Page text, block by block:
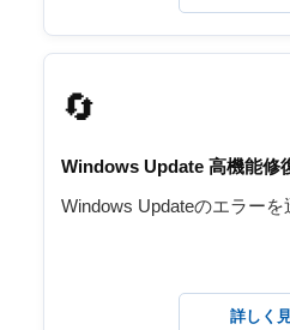
🔄️
Windows Update 高機能修
Windows Updateのエラーを
詳しく